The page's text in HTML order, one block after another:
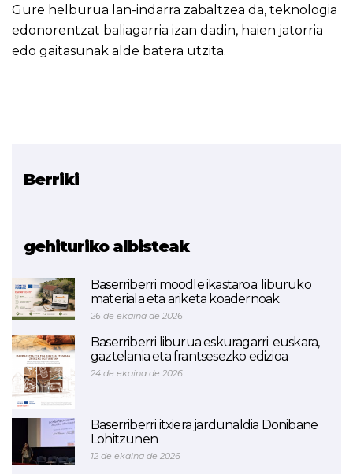
Gure helburua lan-indarra zabaltzea da, teknologia
edonorentzat baliagarria izan dadin, haien jatorria
edo gaitasunak alde batera utzita.
Berriki
gehituriko albisteak
Baserriberri moodle ikastaroa: liburuko
materiala eta ariketa koadernoak
26 de ekaina de 2026
Baserriberri liburua eskuragarri: euskara,
gaztelania eta frantsesezko edizioa
24 de ekaina de 2026
Baserriberri itxiera jardunaldia Donibane
Lohitzunen
12 de ekaina de 2026